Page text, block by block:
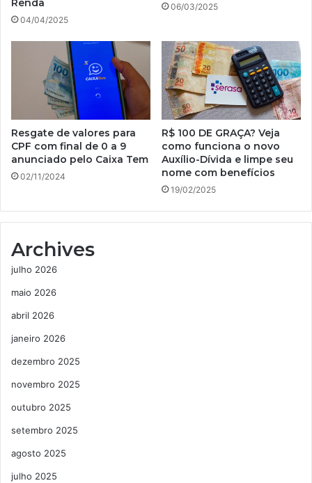
Renda
04/04/2025
06/03/2025
Resgate de valores para
CPF com final de 0 a 9
anunciado pelo Caixa Tem
02/11/2024
R$ 100 DE GRAÇA? Veja
como funciona o novo
Auxílio-Dívida e limpe seu
nome com benefícios
19/02/2025
Archives
julho 2026
maio 2026
abril 2026
janeiro 2026
dezembro 2025
novembro 2025
outubro 2025
setembro 2025
agosto 2025
julho 2025